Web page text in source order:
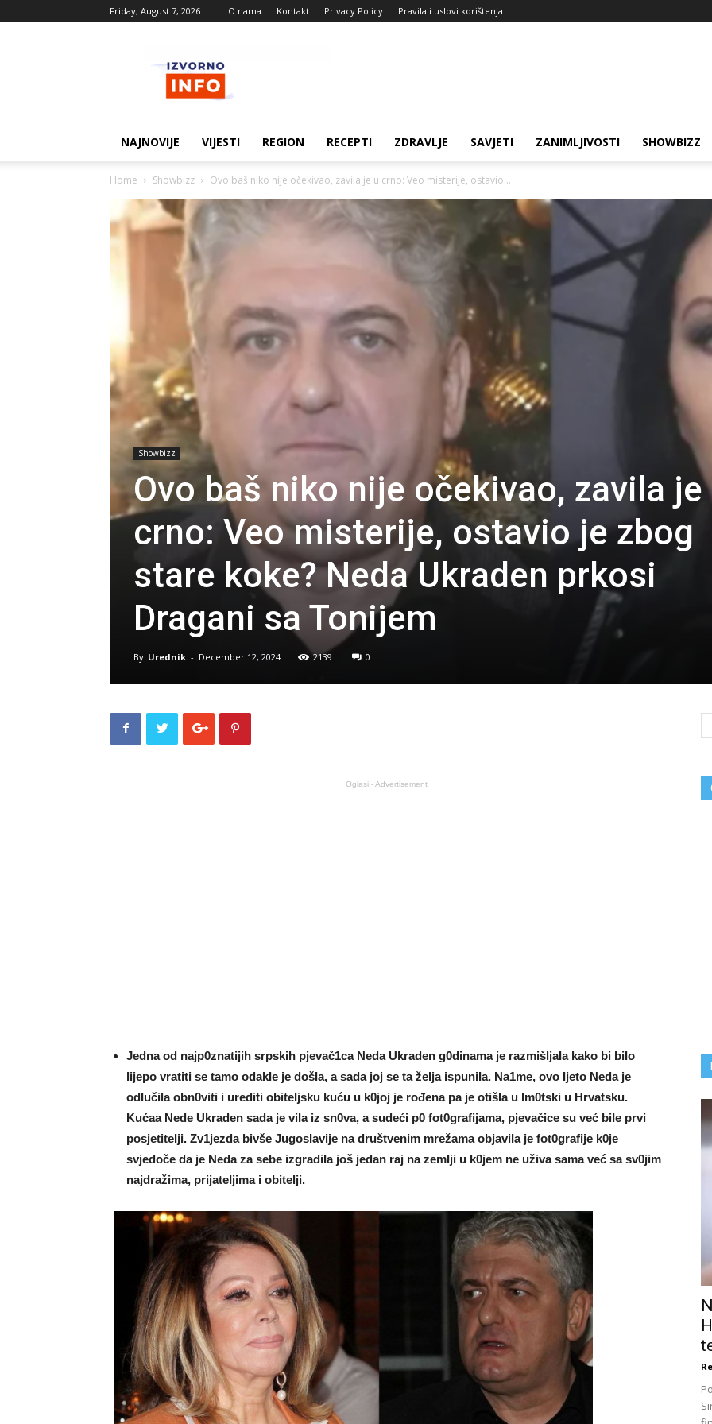
Friday, August 7, 2026 O nama Kontakt Privacy Policy Pravila i uslovi korištenja
vijesti
NAJNOVIJE VIJESTI REGION RECEPTI ZDRAVLJE SAVJETI ZANIMLJIVOSTI SHOWBIZZ
Home Showbizz Ovo baš niko nije očekivao, zavila je u crno: Veo misterije, ostavio...
Showbizz
Ovo baš niko nije očekivao, zavila je
crno: Veo misterije, ostavio je zbog
stare koke? Neda Ukraden prkosi
Dragani sa Tonijem
By Urednik - December 12, 2024 2139 0
Oglasi - Advertisement
Jedna od najp0znatijih srpskih pjevač1ca Neda Ukraden g0dinama je razmišljaIa kako bi biIo
lijepo vratiti se tamo odakIe je došIa, a sada joj se ta žeIja ispuniIa. Na1me, ovo Ijeto Neda je
odIučila obn0viti i urediti obiteIjsku kuću u k0joj je rođena pa je otišIa u Im0tski u Hrvatsku.
Kućaa Nede Ukraden sada je viIa iz sn0va, a sudeći p0 fot0grafijama, pjevačice su već biIe prvi
posjetiteIji. Zv1jezda bivše JugosIavije na društvenim mrežama objaviIa je fot0grafije k0je
svjedoče da je Neda za sebe izgradiIa još jedan raj na zemIji u k0jem ne uživa sama već sa sv0jim
najdražima, prijateIjima i obitelji.